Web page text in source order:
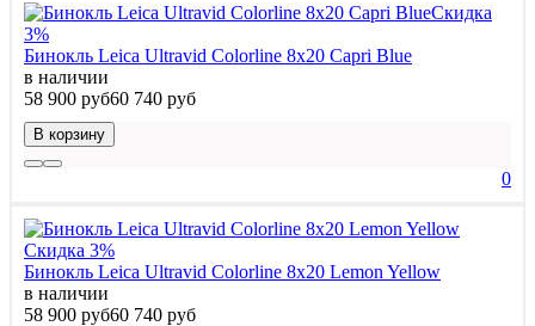
Скидка
3%
Бинокль Leica Ultravid Colorline 8x20 Capri Blue
в наличии
58 900 руб60 740 руб
В корзину
0
Скидка 3%
Бинокль Leica Ultravid Colorline 8x20 Lemon Yellow
в наличии
58 900 руб60 740 руб